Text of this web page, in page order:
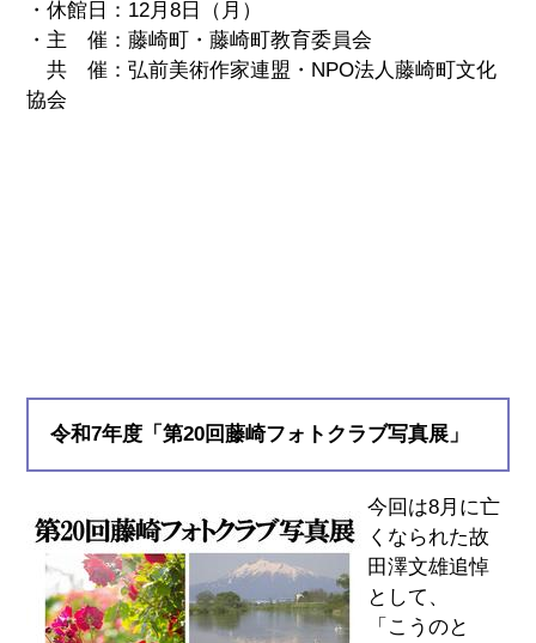
・休館日：12月8日（月）
・主 催：藤崎町・藤崎町教育委員会
共 催：弘前美術作家連盟・NPO法人藤崎町文化
協会
令和7年度「第20回藤崎フォトクラブ写真展」
今回は8月に亡
くなられた故
田澤文雄追悼
として、
「こうのと